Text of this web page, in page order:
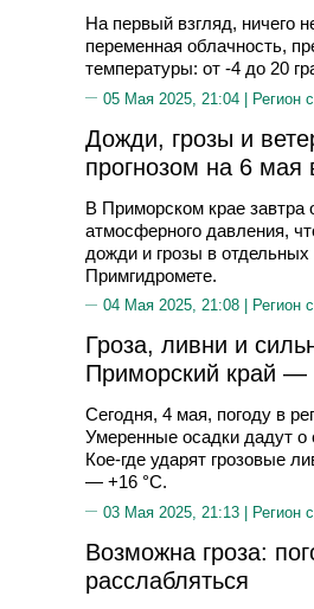
На первый взгляд, ничего
переменная облачность,
температуры: от -4 до 20
05 Мая 2025, 21:04 | Регион
Дожди, грозы и
прогнозом на 6 мая
В Приморском крае завтра
атмосферного давления,
дожди и грозы в
Примгидромете.
04 Мая 2025, 21:08 | Регион
Гроза, ливни и
Приморский край —
Сегодня, 4 мая, погоду в
Умеренные осадки дадут о
Кое-где ударят грозовые
— +16 °C.
03 Мая 2025, 21:13 | Регион
Возможна гроза:
расслабляться